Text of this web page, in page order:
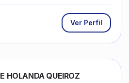
Ver Perfil
HOLANDA QUEIROZ